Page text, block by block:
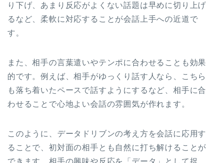
り下げ、あまり反応がよくない話題は早めに切り上げ
るなど、柔軟に対応することが会話上手への近道で
す。
また、相手の言葉遣いやテンポに合わせることも効果
的です。例えば、相手がゆっくり話す人なら、こちら
も落ち着いたペースで話すようにするなど、相手に合
わせることで心地よい会話の雰囲気が作れます。
このように、データドリブンの考え方を会話に応用す
ることで、初対面の相手とも自然に打ち解けることが
できます。相手の興味や反応を「データ」として捉